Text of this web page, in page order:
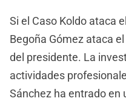
Si el Caso Koldo ataca
Begoña Gómez ataca
del presidente. La
actividades
Sánchez ha entrado en